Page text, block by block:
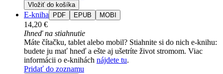
Vložiť do košíka
E-kniha PDF EPUB MOBI
14,20 €
Ihneď na stiahnutie
Máte čítačku, tablet alebo mobil? Stiahnite si do nich e-knihu:
budete ju mať hneď a ešte aj ušetríte život stromom. Viac
informácii o e-knihách nájdete tu.
Pridať do zoznamu